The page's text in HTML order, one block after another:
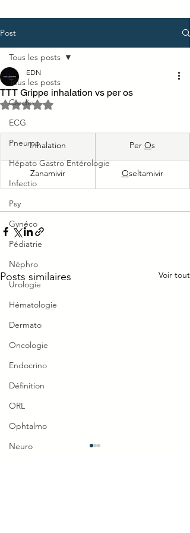
Post
Tous les posts
Cardio
ECG
Pneumo
Hépato Gastro Entérologie
Infectio
Psy
Gynéco
Pédiatrie
Néphro
Urologie
Hématologie
Dermato
Oncologie
Endocrino
Définition
ORL
Ophtalmo
Neuro
Tous les posts
TTT Grippe inhalation vs per os
EDN
Noté NaN étoiles sur 5.
Inhalation Per Os
​Zanamivir Oseltamivir
Posts similaires Voir tout